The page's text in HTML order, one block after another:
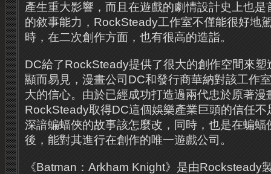
產生重大影響，而且在遊戲的劇情設計史上也
的敘事能力，RockSteady工作室不僅能很好地
時，在二次創作方面，也有很高的造詣。
DC給了RockSteady提供了很大的創作空間來塑
顯而易見，漫畫公司DC和發行商華納對該工作
大的信心。由於已經成功打造過兩代忠於原著漫
RockSteady取得DC這個娛樂產業巨頭的信任不
深諳蝙蝠俠的故事該怎麼改，同時，也是在蝙
後，能對其進行在創作的唯一遊戲公司。
《Batman：Arkham Knight》是由Rocksteady